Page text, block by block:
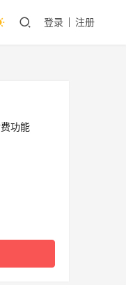
登录 注册
功能